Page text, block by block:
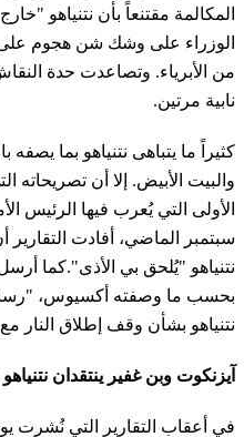
المكالمة مقتنعاً بأن نتنياهو
الوزراء على وشك شن هجوم
من الأبرياء. وتصاعدت حدة
نابية مرتين.
كثيراً ما يتباهى نتنياهو بما يصفه
والبيت الأبيض. إلا أن تصريحاته
الأولى التي يُعرب فيها الرئيس
سبتمبر الماضي، أفادت
نتنياهو "يُلحق بي الأذى".كما
بحسب ما وصفته أكسيوس،
نتنياهو بشأن وقف إطلاق النار
آيزنكوت وبن غفير ينتقدان
في أعقاب التقارير التي نُشرت